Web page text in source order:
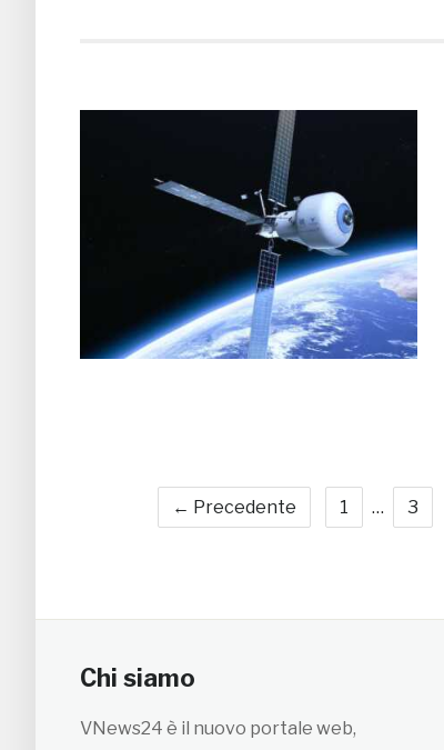
← Precedente 1 … 3
Chi siamo
VNews24 è il nuovo portale web,